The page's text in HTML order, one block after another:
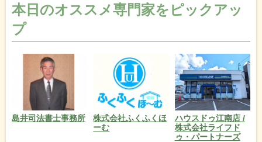
本日のオススメ専門家をピックアッ
プ
島井司法書士事務所
株式会社ふくふくほ
ーむ
ハウスドゥ江南店 /
株式会社ライフド
ゥ・パートナーズ